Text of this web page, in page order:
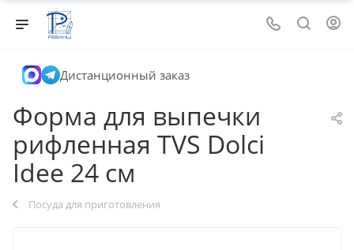
Дистанционный заказ
Форма для выпечки
рифленная TVS Dolci
Idee 24 см
Посуда для приготовления